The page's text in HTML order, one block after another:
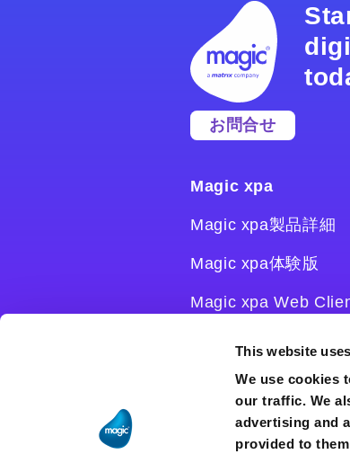
This website
We use cookies
our traffic. We
advertising and
provided to
お問合せ
Magic xpa
Magic xpa製品詳細
Magic xpa体験版
Magic xpa Web
ユーザー登録/ライ